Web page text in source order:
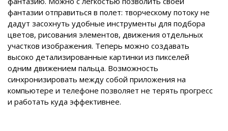
фантазии отправиться в полет: творческому потоку не
дадут засохнуть удобные инструменты для подбора
цветов, рисования элементов, движения отдельных
участков изображения. Теперь можно создавать
высоко детализированные картинки из пикселей
одним движением пальца. Возможность
синхронизировать между собой приложения на
компьютере и телефоне позволяет не терять прогресс
и работать куда эффективнее.